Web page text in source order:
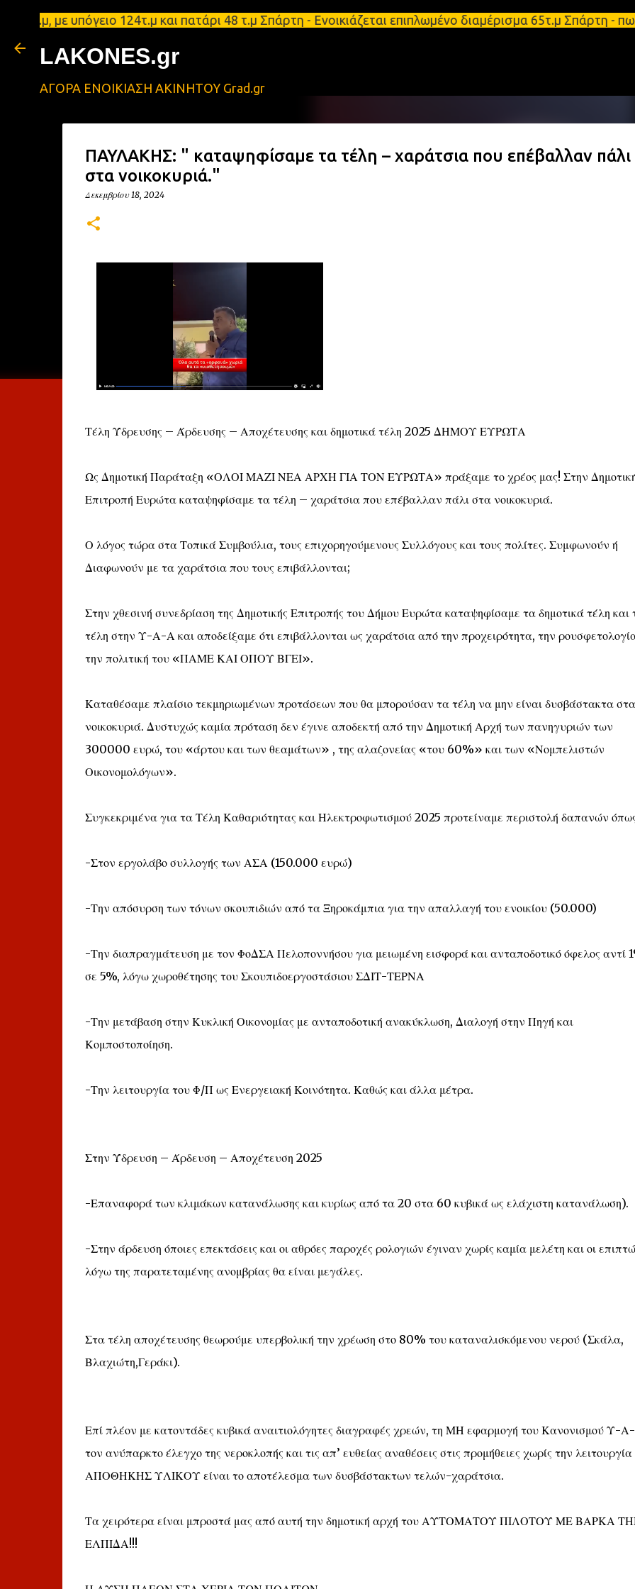
Μετάβαση στο κύριο περιεχόμενο
με υπόγειο 124τ.μ και πατάρι 48 τ.μ Σπάρτη - Ενοικιάζεται επιπλωμένο διαμέρισμα 65τ.μ
LAKONES.gr
ΑΓΟΡΑ ΕΝΟΙΚΙΑΣΗ ΑΚΙΝΗΤΟΥ Grad.gr
ΠΑΥΛΑΚΗΣ: " καταψηφίσαμε τα τέλη – χαράτσια που επέβαλλαν πάλι
στα νοικοκυριά."
Δεκεμβρίου 18, 2024
Τέλη Ύδρευσης – Άρδευσης – Αποχέτευσης και δημοτικά τέλη 2025 ΔΗΜΟΥ ΕΥΡΩΤΑ
Ως Δημοτική Παράταξη «ΟΛΟΙ ΜΑΖΙ ΝΕΑ ΑΡΧΗ ΓΙΑ ΤΟΝ ΕΥΡΩΤΑ» πράξαμε το χρέος μας! Στην
Επιτροπή Ευρώτα καταψηφίσαμε τα τέλη – χαράτσια που επέβαλλαν πάλι στα νοικοκυριά.
Ο λόγος τώρα στα Τοπικά Συμβούλια, τους επιχορηγούμενους Συλλόγους και τους πολίτες. Συμφωνούν ή
Διαφωνούν με τα χαράτσια που τους επιβάλλονται;
Στην χθεσινή συνεδρίαση της Δημοτικής Επιτροπής του Δήμου Ευρώτα καταψηφίσαμε τα δημοτικά τέλη και
τέλη στην Υ-Α-Α και αποδείξαμε ότι επιβάλλονται ως χαράτσια από την προχειρότητα, την
την πολιτική του «ΠΑΜΕ ΚΑΙ ΟΠΟΥ ΒΓΕΙ».
Καταθέσαμε πλαίσιο τεκμηριωμένων προτάσεων που θα μπορούσαν τα τέλη να μην είναι δυσβάστακτα στα
νοικοκυριά. Δυστυχώς καμία πρόταση δεν έγινε αποδεκτή από την Δημοτική Αρχή των πανηγυριών των
300000 ευρώ, του «άρτου και των θεαμάτων» , της αλαζονείας «του 60%» και των «Νομπελιστών
Οικονομολόγων».
Συγκεκριμένα για τα Τέλη Καθαριότητας και Ηλεκτροφωτισμού 2025 προτείναμε περιστολή δαπανών
-Στον εργολάβο συλλογής των ΑΣΑ (150.000 ευρώ)
-Την απόσυρση των τόνων σκουπιδιών από τα Ξηροκάμπια για την απαλλαγή του ενοικίου (50.000)
-Την διαπραγμάτευση με τον ΦοΔΣΑ Πελοποννήσου για μειωμένη εισφορά και ανταποδοτικό όφελος αντί
σε 5%, λόγω χωροθέτησης του Σκουπιδοεργοστάσιου ΣΔΙΤ-ΤΕΡΝΑ
-Την μετάβαση στην Κυκλική Οικονομίας με ανταποδοτική ανακύκλωση, Διαλογή στην Πηγή και
Κομποστοποίηση.
-Την λειτουργία του Φ/Π ως Ενεργειακή Κοινότητα. Καθώς και άλλα μέτρα.
Στην Ύδρευση – Άρδευση – Αποχέτευση 2025
-Επαναφορά των κλιμάκων κατανάλωσης και κυρίως από τα 20 στα 60 κυβικά ως ελάχιστη κατανάλωση).
-Στην άρδευση όποιες επεκτάσεις και οι αθρόες παροχές ρολογιών έγιναν χωρίς καμία μελέτη και οι
λόγω της παρατεταμένης ανομβρίας θα είναι μεγάλες.
Στα τέλη αποχέτευσης θεωρούμε υπερβολική την χρέωση στο 80% του καταναλισκόμενου νερού (Σκάλα,
Βλαχιώτη,Γεράκι).
Επί πλέον με κατοντάδες κυβικά αναιτιολόγητες διαγραφές χρεών, τη ΜΗ εφαρμογή του Κανονισμού Υ-
τον ανύπαρκτο έλεγχο της νεροκλοπής και τις απ’ ευθείας αναθέσεις στις προμήθειες χωρίς την λειτουργία
ΑΠΟΘΗΚΗΣ ΥΛΙΚΟΥ είναι το αποτέλεσμα των δυσβάστακτων τελών-χαράτσια.
Τα χειρότερα είναι μπροστά μας από αυτή την δημοτική αρχή του ΑΥΤΟΜΑΤΟΥ ΠΙΛΟΤΟΥ ΜΕ ΒΑΡΚΑ
ΕΛΠΙΔΑ!!!